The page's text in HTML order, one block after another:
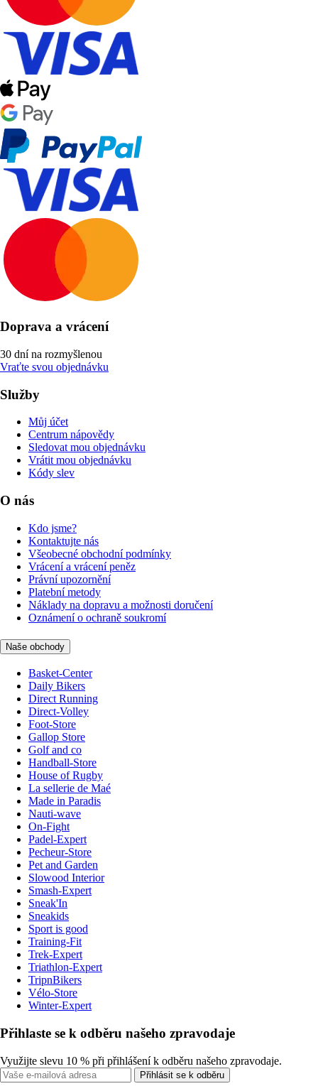
Doprava a vrácení
30 dní na rozmyšlenou
Vraťte svou objednávku
Služby
Můj účet
Centrum nápovědy
Sledovat mou objednávku
Vrátit mou objednávku
Kódy slev
O nás
Kdo jsme?
Kontaktujte nás
Všeobecné obchodní podmínky
Vrácení a vrácení peněz
Právní upozornění
Platební metody
Náklady na dopravu a možnosti doručení
Oznámení o ochraně soukromí
Naše obchody
Basket-Center
Daily Bikers
Direct Running
Direct-Volley
Foot-Store
Gallop Store
Golf and co
Handball-Store
House of Rugby
La sellerie de Maé
Made in Paradis
Nauti-wave
On-Fight
Padel-Expert
Pecheur-Store
Pet and Garden
Slowood Interior
Smash-Expert
Sneak'In
Sneakids
Sport is good
Training-Fit
Trek-Expert
Triathlon-Expert
TripnBikers
Vélo-Store
Winter-Expert
Přihlaste se k odběru našeho zpravodaje
Využijte slevu 10 % při přihlášení k odběru našeho zpravodaje.
Přihlásit se k odběru